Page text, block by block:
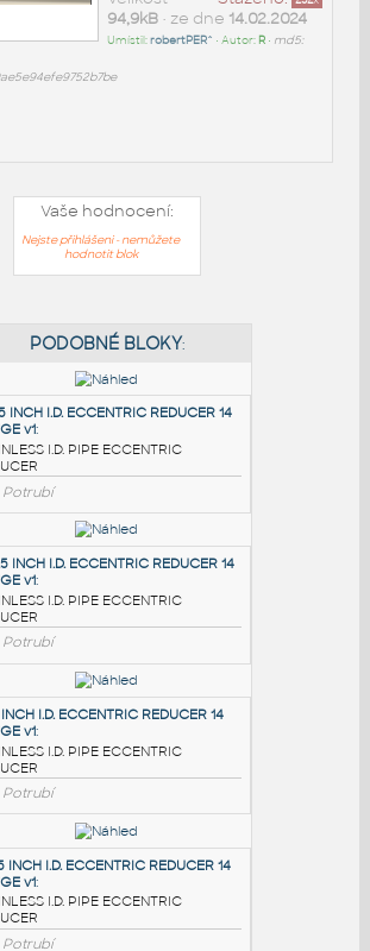
94,9kB• ze dne 14.02.2024
Umístil:robertPER^ • Autor: R• md5:
Vaše hodnocení:
Nejste přihlášeni - nemůžete
hodnotit blok
PODOBNÉ BLOKY
INCH I.D. ECCENTRIC REDUCER 14
v1:
I.D. PIPE ECCENTRIC
Potrubí
INCH I.D. ECCENTRIC REDUCER 14
v1
STAINLESS I.D. PIPE ECCENTRIC
Potrubí